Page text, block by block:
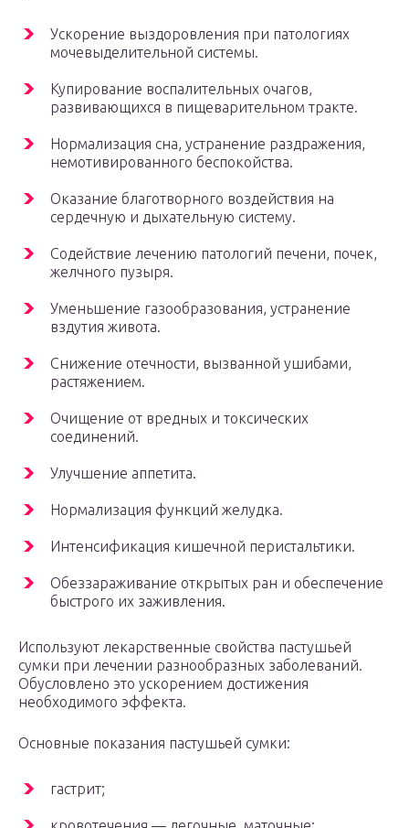
Ускорение выздоровления при патологиях
мочевыделительной системы.
Купирование воспалительных очагов,
развивающихся в пищеварительном тракте.
Нормализация сна, устранение раздражения,
немотивированного беспокойства.
Оказание благотворного воздействия на
сердечную и дыхательную систему.
Содействие лечению патологий печени, почек,
желчного пузыря.
Уменьшение газообразования, устранение
вздутия живота.
Снижение отечности, вызванной ушибами,
растяжением.
Очищение от вредных и токсических
соединений.
Улучшение аппетита.
Нормализация функций желудка.
Интенсификация кишечной перистальтики.
Обеззараживание открытых ран и обеспечение
быстрого их заживления.
Используют лекарственные свойства пастушьей
сумки при лечении разнообразных заболеваний.
Обусловлено это ускорением достижения
необходимого эффекта.
Основные показания пастушьей сумки:
гастрит;